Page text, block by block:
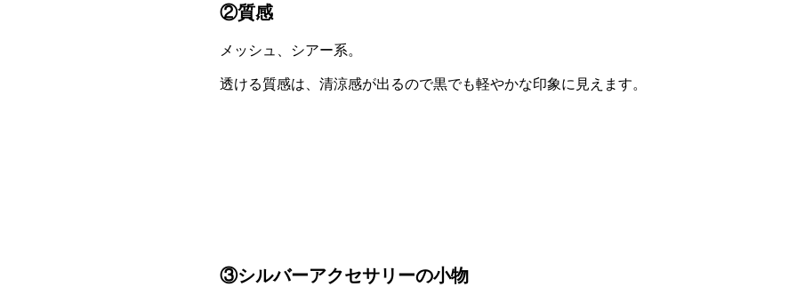
②質感
メッシュ、シアー系。
透ける質感は、清涼感が出るので黒でも軽やかな印象に見えます。
③シルバーアクセサリーの小物